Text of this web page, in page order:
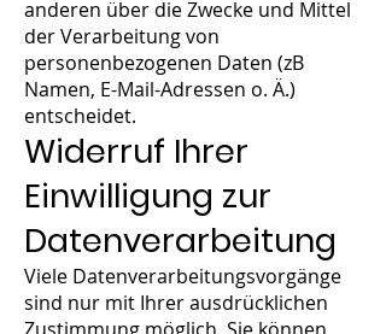
anderen über die Zwecke und Mittel
der Verarbeitung von
personenbezogenen Daten (zB
Namen, E-Mail-Adressen o. Ä.)
entscheidet.
Widerruf Ihrer
Einwilligung zur
Datenverarbeitung
Viele Datenverarbeitungsvorgänge
sind nur mit Ihrer ausdrücklichen